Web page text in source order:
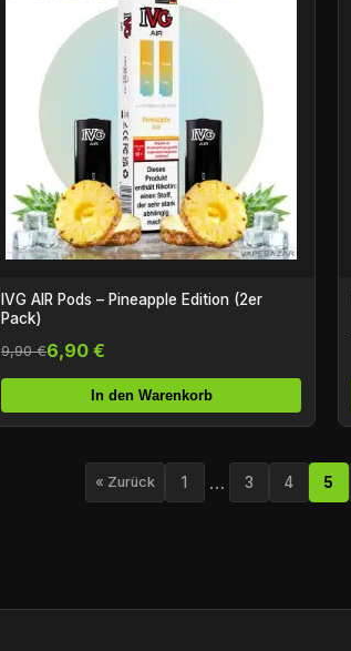
IVG AIR Pods – Pineapple Edition (2er
Pack)
9,90 €6,90 €
In den Warenkorb
« Zurück 1 … 3 4 5